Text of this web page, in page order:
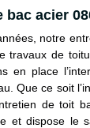
acier
notre
travaux de
en place
Que ce soit
de toit
et dispose le